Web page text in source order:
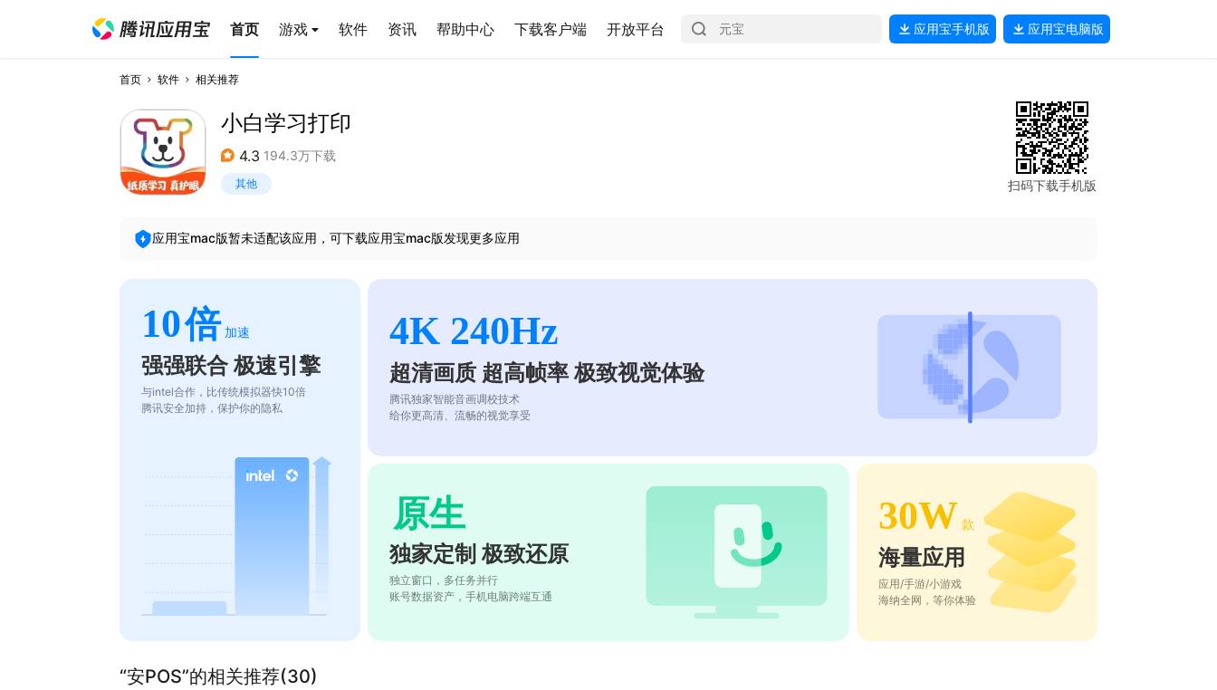
首页 游戏 软件 资讯 帮助中心 下载客户端 开放平台 应用宝手机版 应用宝电脑版
首页 软件 相关推荐
小白学习打印
4.3 194.3万下载
其他 扫码下载手机版
应用宝mac版暂未适配该应用，可下载应用宝mac版发现更多应用
10倍 加速
强强联合 极速引擎
与intel合作，比传统模拟器快10倍
腾讯安全加持，保护你的隐私
4K 240Hz
超清画质 超高帧率 极致视觉体验
腾讯独家智能音画调校技术
给你更高清、流畅的视觉享受
原生
独家定制 极致还原
独立窗口，多任务并行
账号数据资产，手机电脑跨端互通
30W 款
海量应用
应用/手游/小游戏
海纳全网，等你体验
“安POS”的相关推荐(30)